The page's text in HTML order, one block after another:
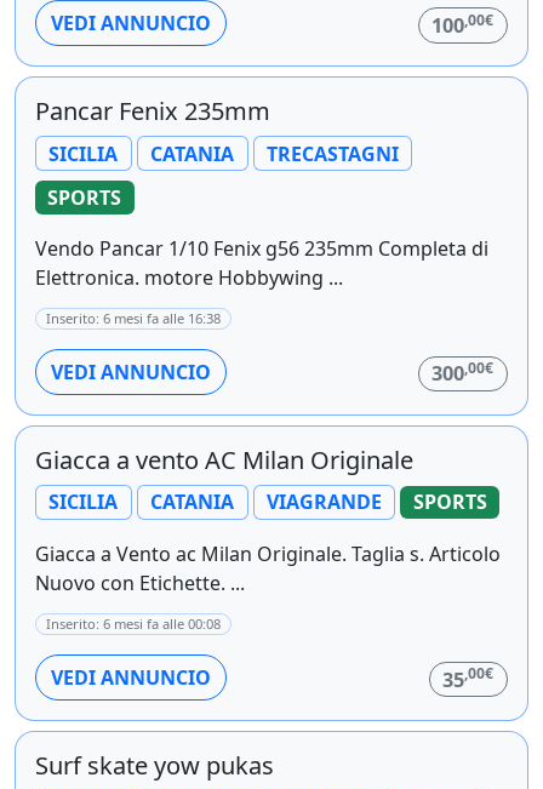
VEDI ANNUNCIO 100,00€
Pancar Fenix 235mm
SICILIA CATANIA
TRECASTAGNI
SPORTS
Vendo Pancar 1/10 Fenix g56 235mm Completa di
Elettronica. motore Hobbywing ...
Inserito: 6 mesi fa alle 16:38
VEDI ANNUNCIO 300,00€
Giacca a vento AC Milan Originale
SICILIA CATANIA VIAGRANDE
SPORTS
Giacca a Vento ac Milan Originale. Taglia s. Articolo
Nuovo con Etichette. ...
Inserito: 6 mesi fa alle 00:08
VEDI ANNUNCIO 35,00€
Surf skate yow pukas